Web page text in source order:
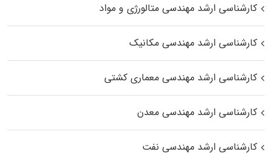
کارشناسی ارشد مهندسی متالورژی و مواد
کارشناسی ارشد مهندسی مکانیک
کارشناسی ارشد مهندسی معماری کشتی
کارشناسی ارشد مهندسی معدن
کارشناسی ارشد مهندسی نفت